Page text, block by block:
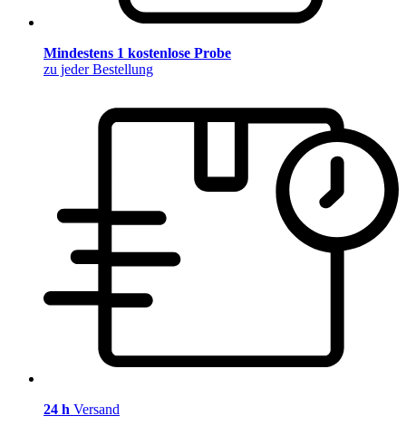
Mindestens 1 kostenlose Probe
zu jeder Bestellung
24 h Versand